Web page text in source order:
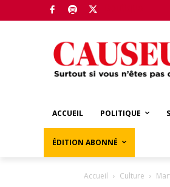
ACCUEIL POLITIQUE
ÉDITION ABONNÉ
Accueil Culture